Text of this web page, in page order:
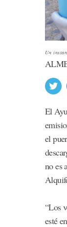
Un
El
el
no es
“Los
esté